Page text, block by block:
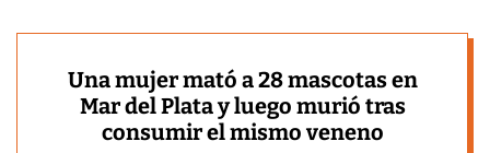
Una mujer mató a 28 mascotas en
Mar del Plata y luego murió tras
consumir el mismo veneno